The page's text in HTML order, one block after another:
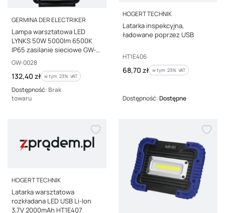
PRODUCENT
GERMINA DER ELECTRIKER
Lampa warsztatowa LED
LYNKS 50W 5000lm 6500K
IP65 zasilanie sieciowe GW-
0028
Kod producenta
GW-0028
Cena brutto
132,40 zł w tym %s VAT
w tym 23% VAT
Dostępność: Brak
towaru
PRODUCENT
HOGERT TECHNIK
Latarka inspekcyjna,
ładowane poprzez USB
Kod producenta
HT1E406
Cena brutto
68,70 zł w tym %s VAT
w tym 23% VAT
Dostępność:Dostępne
PRODUCENT
HOGERT TECHNIK
Latarka warsztatowa
rozkładana LED USB Li-Ion
3,7V 2000mAh HT1E407